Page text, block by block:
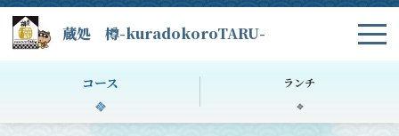
蔵処 樽-kuradokoroTARU-
コース ランチ